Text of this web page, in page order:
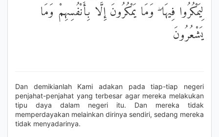
لِيَمْكُرُوا فِيهَا ۖ وَمَا يَمْكُرُونَ إِلَّا بِأَنْفُسِهِمْ وَمَا
يَشْعُرُونَ
Dan demikianlah Kami adakan pada tiap-tiap negeri
penjahat-penjahat yang terbesar agar mereka melakukan
tipu daya dalam negeri itu. Dan mereka tidak
memperdayakan melainkan dirinya sendiri, sedang mereka
tidak menyadarinya.